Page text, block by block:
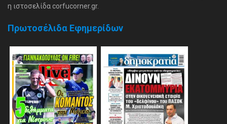
η ιστοσελίδα corfucorner.gr.
Πρωτοσέλιδα Εφημερίδων